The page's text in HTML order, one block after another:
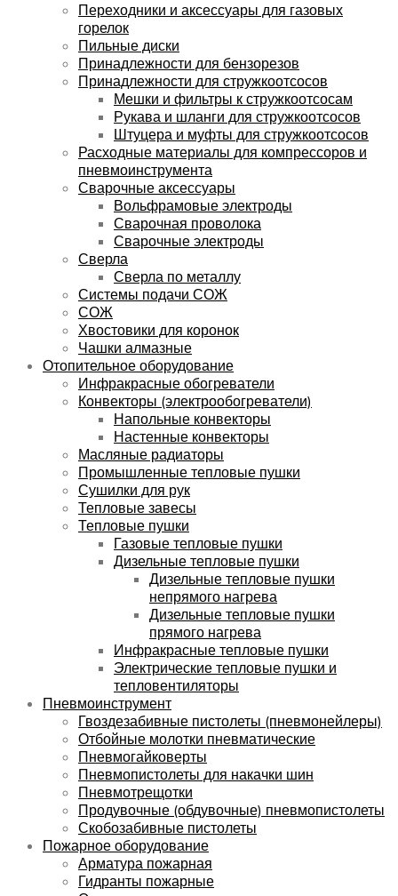
Переходники и аксессуары для газовых
горелок
Пильные диски
Принадлежности для бензорезов
Принадлежности для стружкоотсосов
Мешки и фильтры к стружкоотсосам
Рукава и шланги для стружкоотсосов
Штуцера и муфты для стружкоотсосов
Расходные материалы для компрессоров и
пневмоинструмента
Сварочные аксессуары
Вольфрамовые электроды
Сварочная проволока
Сварочные электроды
Сверла
Сверла по металлу
Системы подачи СОЖ
СОЖ
Хвостовики для коронок
Чашки алмазные
Отопительное оборудование
Инфракрасные обогреватели
Конвекторы (электрообогреватели)
Напольные конвекторы
Настенные конвекторы
Масляные радиаторы
Промышленные тепловые пушки
Сушилки для рук
Тепловые завесы
Тепловые пушки
Газовые тепловые пушки
Дизельные тепловые пушки
Дизельные тепловые пушки
непрямого нагрева
Дизельные тепловые пушки
прямого нагрева
Инфракрасные тепловые пушки
Электрические тепловые пушки и
тепловентиляторы
Пневмоинструмент
Гвоздезабивные пистолеты (пневмонейлеры)
Отбойные молотки пневматические
Пневмогайковерты
Пневмопистолеты для накачки шин
Пневмотрещотки
Продувочные (обдувочные) пневмопистолеты
Скобозабивные пистолеты
Пожарное оборудование
Арматура пожарная
Гидранты пожарные